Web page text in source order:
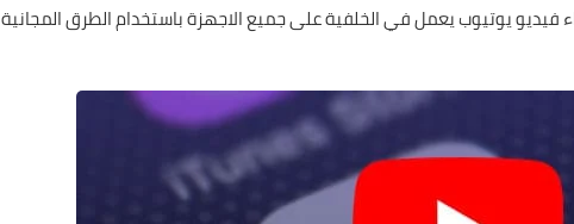
يوتيوب يعمل في الخلفية على جميع الاجهزة باستخدام الطرق المجانية